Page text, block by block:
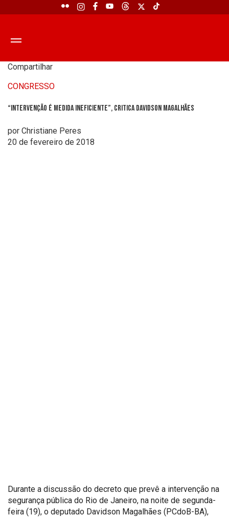
Compartilhar
CONGRESSO
“Intervenção é medida ineficiente”, critica Davidson Magalhães
por Christiane Peres
20 de fevereiro de 2018
Durante a discussão do decreto que prevê a intervenção na
segurança pública do Rio de Janeiro, na noite de segunda-
feira (19), o deputado Davidson Magalhães (PCdoB-BA),